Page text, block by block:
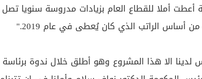
أعطت أملا للقطاع العام بزيادات مدروسة سنويا تصل
لدينا الا هذا المشروع وهو أطلق خلال ندوة برئاسة